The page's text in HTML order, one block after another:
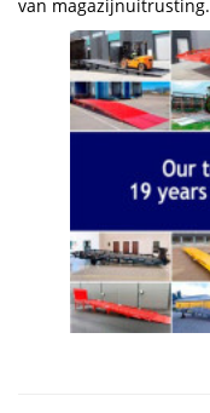
van magazijnuitrusting.